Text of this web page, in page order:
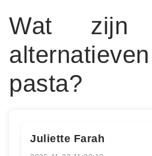
Wat zijn
pasta?
Juliette Farah